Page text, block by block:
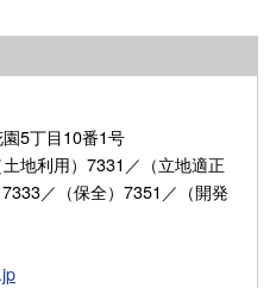
5丁目10番1号
地利用）7331／（立地適正
／（保全）7351／（開発